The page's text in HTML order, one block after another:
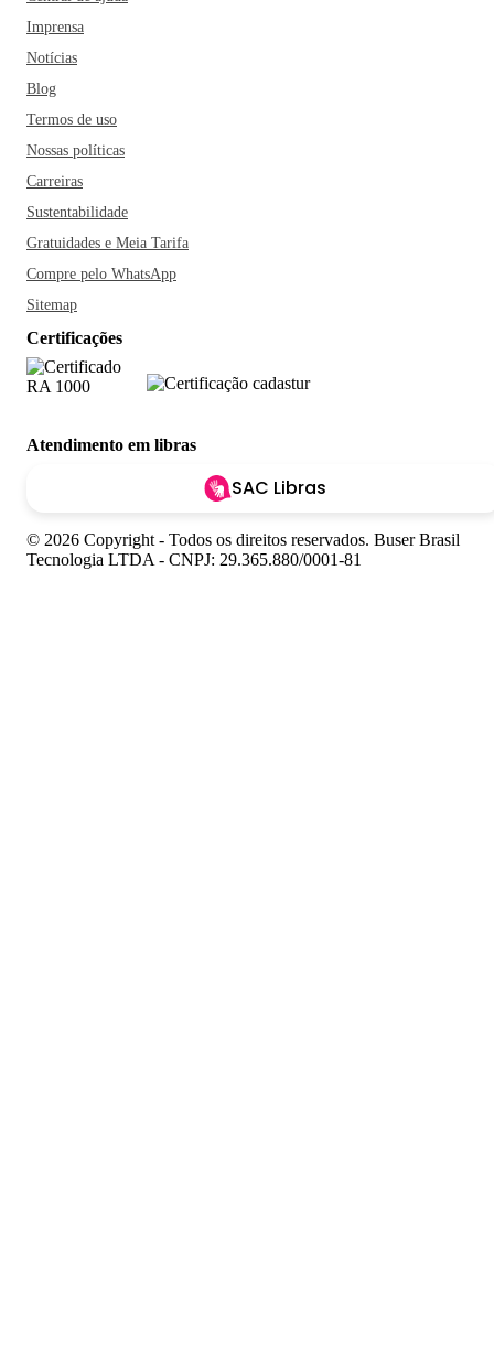
Imprensa
Notícias
Blog
Termos de uso
Nossas políticas
Carreiras
Sustentabilidade
Gratuidades e Meia Tarifa
Compre pelo WhatsApp
Sitemap
Certificações
Atendimento em libras
SAC Libras
© 2026 Copyright - Todos os direitos reservados. Buser Brasil
Tecnologia LTDA - CNPJ: 29.365.880/0001-81